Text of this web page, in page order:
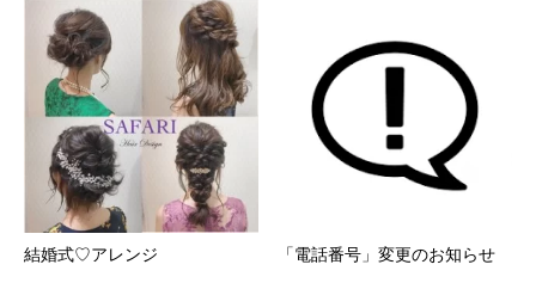
結婚式♡アレンジ 「電話番号」変更のお知らせ